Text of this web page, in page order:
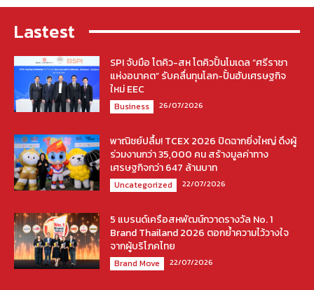
Lastest
SPI จับมือ โตคิว-สห โตคิวปั้นโมเดล “ศรีราชา
แห่งอนาคต” รับคลื่นทุนโลก-ปั้นฮับเศรษฐกิจ
ใหม่ EEC
Business 26/07/2026
พาณิชย์ปลื้ม! TCEX 2026 ปิดฉากยิ่งใหญ่ ดึงผู้
ร่วมงานกว่า 35,000 คน สร้างมูลค่าทาง
เศรษฐกิจกว่า 647 ล้านบาท
Uncategorized 22/07/2026
5 แบรนด์เครือสหพัฒน์กวาดรางวัล No. 1
Brand Thailand 2026 ตอกย้ำความไว้วางใจ
จากผู้บริโภคไทย
Brand Move 22/07/2026